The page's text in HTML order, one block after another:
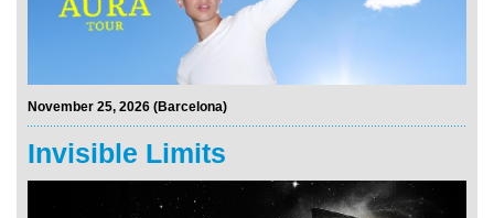
November 25, 2026 (Barcelona)
Invisible Limits